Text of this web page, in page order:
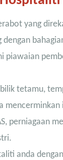
yang
piawaian
tetamu,
perniagaan
anda